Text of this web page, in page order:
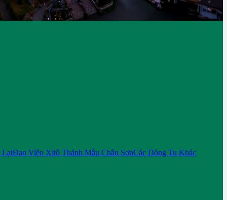
LạtĐan Viện Xitô Thánh Mẫu Châu SơnCác Dòng Tu Khác